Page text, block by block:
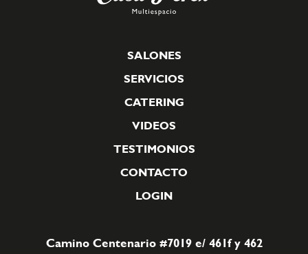
SALONES
SERVICIOS
CATERING
VIDEOS
TESTIMONIOS
CONTACTO
LOGIN
Camino Centenario #7019e/ 461f y 462